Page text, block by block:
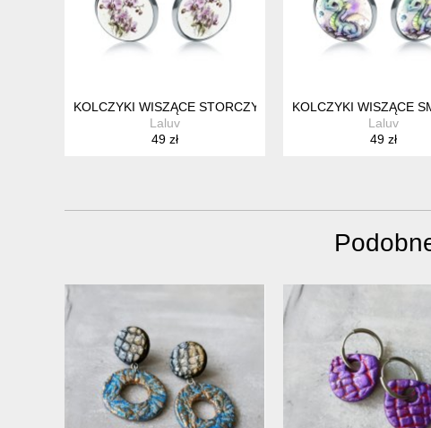
KOLCZYKI WISZĄCE STORCZYK KWIATOWE, RĘCZNIE
Laluv
49 zł
KOLCZYKI WISZĄCE
Laluv
49 zł